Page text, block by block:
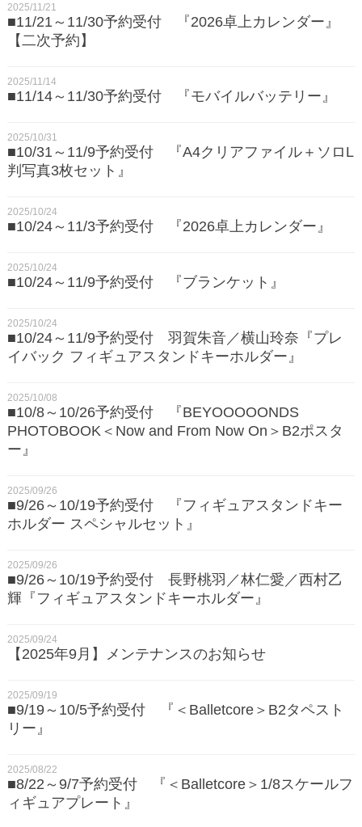
2025/11/21
■11/21～11/30予約受付 『2026卓上カレンダー』
【二次予約】
2025/11/14
■11/14～11/30予約受付 『モバイルバッテリー』
2025/10/31
■10/31～11/9予約受付 『A4クリアファイル＋ソロL
判写真3枚セット』
2025/10/24
■10/24～11/3予約受付 『2026卓上カレンダー』
2025/10/24
■10/24～11/9予約受付 『ブランケット』
2025/10/24
■10/24～11/9予約受付 羽賀朱音／横山玲奈『プレ
イバック フィギュアスタンドキーホルダー』
2025/10/08
■10/8～10/26予約受付 『BEYOOOOONDS
PHOTOBOOK＜Now and From Now On＞B2ポスタ
ー』
2025/09/26
■9/26～10/19予約受付 『フィギュアスタンドキー
ホルダー スペシャルセット』
2025/09/26
■9/26～10/19予約受付 長野桃羽／林仁愛／西村乙
輝『フィギュアスタンドキーホルダー』
2025/09/24
【2025年9月】メンテナンスのお知らせ
2025/09/19
■9/19～10/5予約受付 『＜Balletcore＞B2タペスト
リー』
2025/08/22
■8/22～9/7予約受付 『＜Balletcore＞1/8スケールフ
ィギュアプレート』